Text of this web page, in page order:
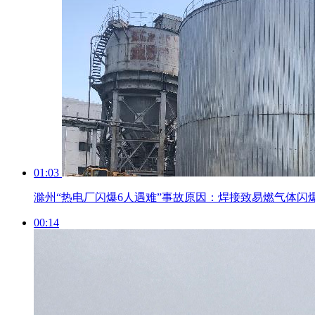
01:03
滁州“热电厂闪爆6人遇难”事故原因：焊接致易燃气体闪
00:14